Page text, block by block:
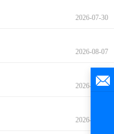
2026-07-30
2026-08-07
2026-08-07
2026-08-07